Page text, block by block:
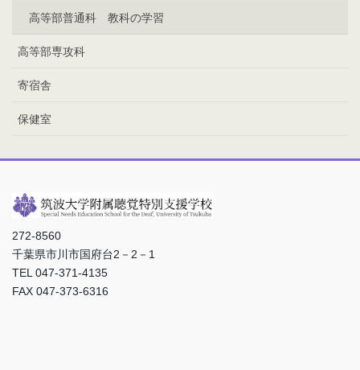
高等部普通科 教科の学習
高等部専攻科
寄宿舎
保健室
272-8560
千葉県市川市国府台2－2－1
TEL 047-371-4135
FAX 047-373-6316